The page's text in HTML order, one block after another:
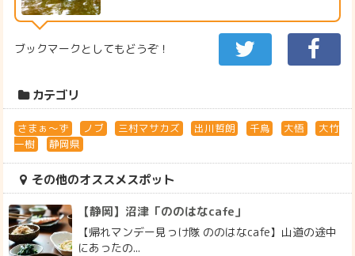
ブックマークとしてもどうぞ！
カテゴリ
さまぁ～ず ノブ 三村マサカズ 出川哲朗 千鳥 大悟
大竹
一樹
静岡県
その他のオススメスポット
【静岡】沼津「ののはなcafe」
【帰れマンデー見っけ隊 ののはなcafe】山道の途中
にあったの...